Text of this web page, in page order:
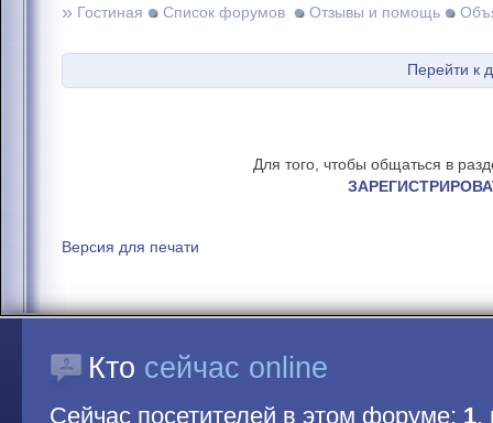
» Гостиная Список форумов Отзывы и помощь
Перейти к
Для того, чтобы общаться в
Версия для печати
Кто сейчас online
Сейчас посетителей в этом форуме: 1,